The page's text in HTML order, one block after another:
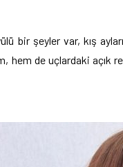
bir şeyler var, kış
hem de uçlardaki açık